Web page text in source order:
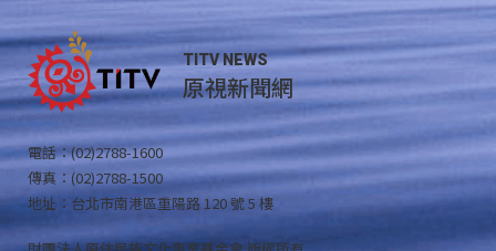
TITV NEWS
原視新聞網
電話：(02)2788-1600
傳真：(02)2788-1500
地址：台北市南港區重陽路 120 號 5 樓